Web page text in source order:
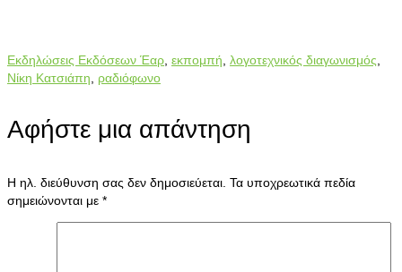
Εκδηλώσεις Εκδόσεων Έαρ, εκπομπή, λογοτεχνικός διαγωνισμός,
Νίκη Κατσιάπη, ραδιόφωνο
Αφήστε μια απάντηση
Η ηλ. διεύθυνση σας δεν δημοσιεύεται. Τα υποχρεωτικά πεδία
σημειώνονται με *